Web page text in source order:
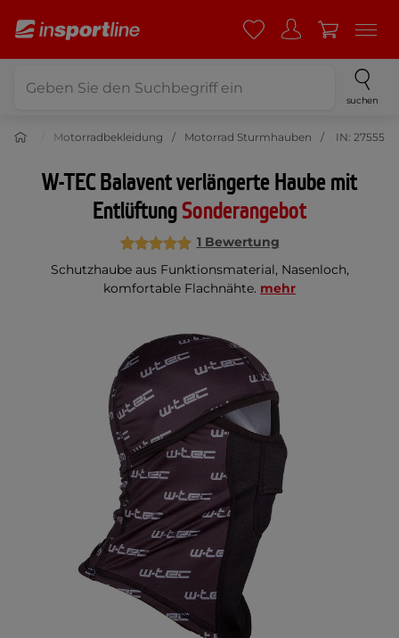
suchen
Moto Motorradbekleidung Motorrad Sturmhauben IN: 27555
W-TEC Balavent verlängerte Haube mit
EntlüftungSonderangebot
1 Bewertung
Schutzhaube aus Funktionsmaterial, Nasenloch,
komfortable Flachnähte. mehr